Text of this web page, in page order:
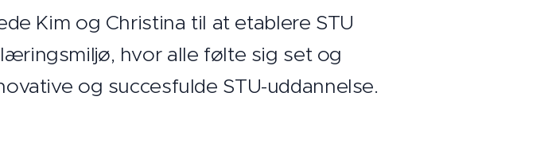
Kim og Christina til at etablere STU
hvor alle følte sig set og
og succesfulde STU-uddannelse.